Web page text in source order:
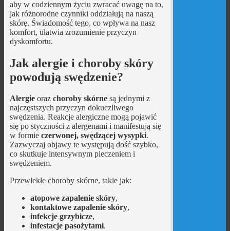
aby w codziennym życiu zwracać uwagę na to,
jak różnorodne czynniki oddziałują na naszą
skórę. Świadomość tego, co wpływa na nasz
komfort, ułatwia zrozumienie przyczyn
dyskomfortu.
Jak alergie i choroby skóry
powodują swędzenie?
Alergieoraz choroby skórnesą jednymi z
najczęstszych przyczyn dokuczliwego
swędzenia. Reakcje alergiczne mogą pojawić
się po styczności z alergenami i manifestują się
w formie czerwonej, swędzącej wysypki.
Zazwyczaj objawy te występują dość szybko,
co skutkuje intensywnym pieczeniem i
swędzeniem.
Przewlekłe choroby skórne, takie jak:
atopowe zapalenie skóry,
kontaktowe zapalenie skóry,
infekcje grzybicze,
infestacje pasożytami.